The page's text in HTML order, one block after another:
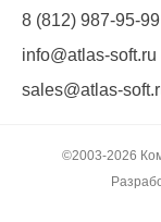
8 (812) 987-95-99
info@atlas-soft.ru
sales@atlas-
©2003-2026